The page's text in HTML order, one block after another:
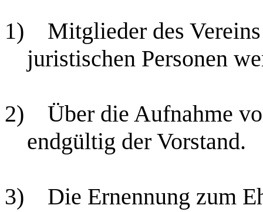
1)
Mitglieder des
juristischen Personen
2)
Über die Aufnahme
endgültig der Vorstand.
3)
Die Ernennung zum